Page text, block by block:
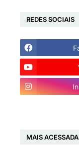
REDES SOCIAIS
MAIS